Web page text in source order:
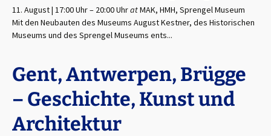
11. August | 17:00 Uhr– 20:00 UhratMAK, HMH, Sprengel Museum
Mit den Neubauten des Museums August Kestner, des Historischen
Museums und des Sprengel Museums ents...
Gent, Antwerpen, Brügge
– Geschichte, Kunst und
Architektur